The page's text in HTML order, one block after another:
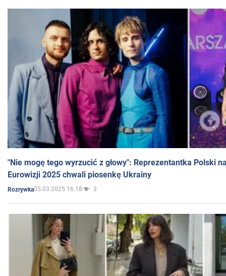
"Nie mogę tego wyrzucić z głowy": Reprezentantka Polski
Eurowizji 2025 chwali piosenkę Ukrainy
Rozrywka05.03.2025 16:18 3